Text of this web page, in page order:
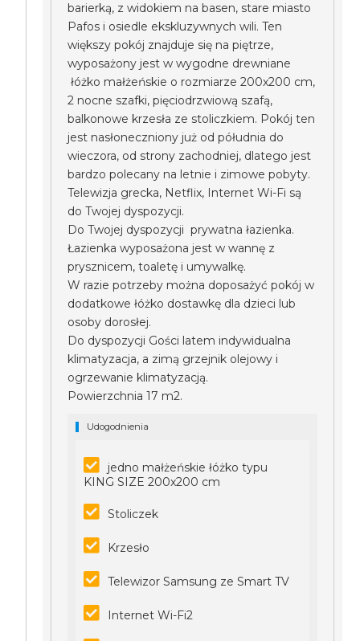
barierką, z widokiem na basen, stare miasto
Pafos i osiedle ekskluzywnych wili. Ten
większy pokój znajduje się na piętrze,
wyposażony jest w wygodne drewniane
łóżko małżeńskie o rozmiarze 200x200 cm,
2 nocne szafki, pięciodrzwiową szafą,
balkonowe krzesła ze stoliczkiem. Pokój ten
jest nasłoneczniony już od półudnia do
wieczora, od strony zachodniej, dlatego jest
bardzo polecany na letnie i zimowe pobyty.
Telewizja grecka, Netflix, Internet Wi-Fi są
do Twojej dyspozycji.
Do Twojej dyspozycji prywatna łazienka.
Łazienka wyposażona jest w wannę z
prysznicem, toaletę i umywalkę.
W razie potrzeby można doposażyć pokój w
dodatkowe łóżko dostawkę dla dzieci lub
osoby dorosłej.
Do dyspozycji Gości latem indywidualna
klimatyzacja, a zimą grzejnik olejowy i
ogrzewanie klimatyzacją.
Powierzchnia 17 m2.
Udogodnienia
jedno małżeńskie łóżko typu
KING SIZE 200x200 cm
Stoliczek
Krzesło
Telewizor Samsung ze Smart TV
Internet Wi-Fi2